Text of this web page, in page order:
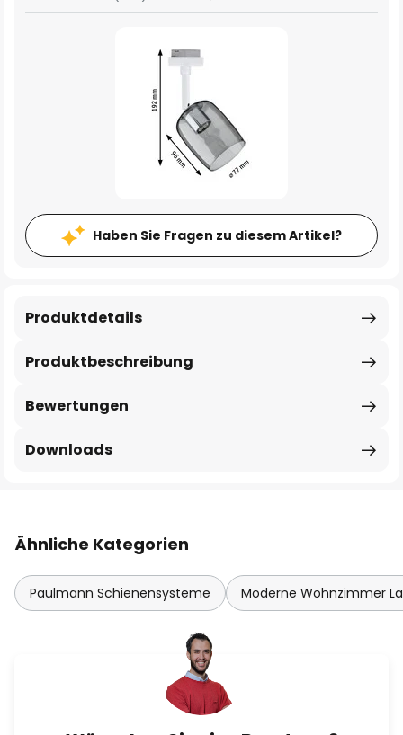
Haben Sie Fragen zu diesem Artikel?
Produktbeschreibung
Produktdetails
Bewertungen
Downloads
Ähnliche Kategorien
Paulmann Schienensysteme Moderne Wohnzimmer